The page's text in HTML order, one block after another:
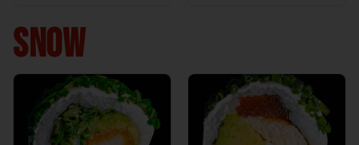
1Katzu de Pollo
SNOW